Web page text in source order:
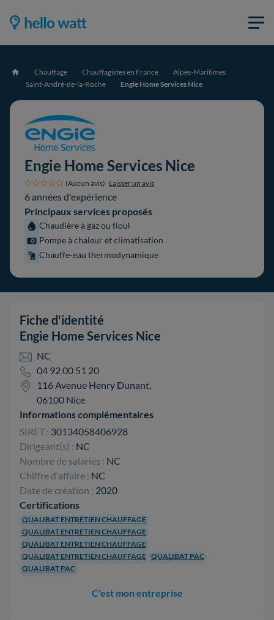
Accueil Chauffage Chauffagistes en France
Alpes-Maritimes
Saint-André-de-la-Roche
Engie Home Services Nice
Engie Home Services Nice
(Aucun avis) Laisser un avis
6 années d'expérience
Principaux services proposés
Chaudière à gaz ou fioul
Pompe à chaleur et climatisation
Chauffe-eau thermodynamique
Fiche d'identité
Engie Home Services Nice
NC
04 92 00 51 20
116 Avenue Henry Dunant,
06100 Nice
Informations complémentaires
SIRET : 30134058406928
Dirigeant(s) : NC
Nombre de salariés : NC
Chiffre d'affaire : NC
Date de création : 2020
Certifications
QUALIBAT ENTRETIEN CHAUFFAGE
QUALIBAT ENTRETIEN CHAUFFAGE
QUALIBAT ENTRETIEN CHAUFFAGE
QUALIBAT ENTRETIEN CHAUFFAGE QUALIBAT PAC
QUALIBAT PAC
C'est mon entreprise